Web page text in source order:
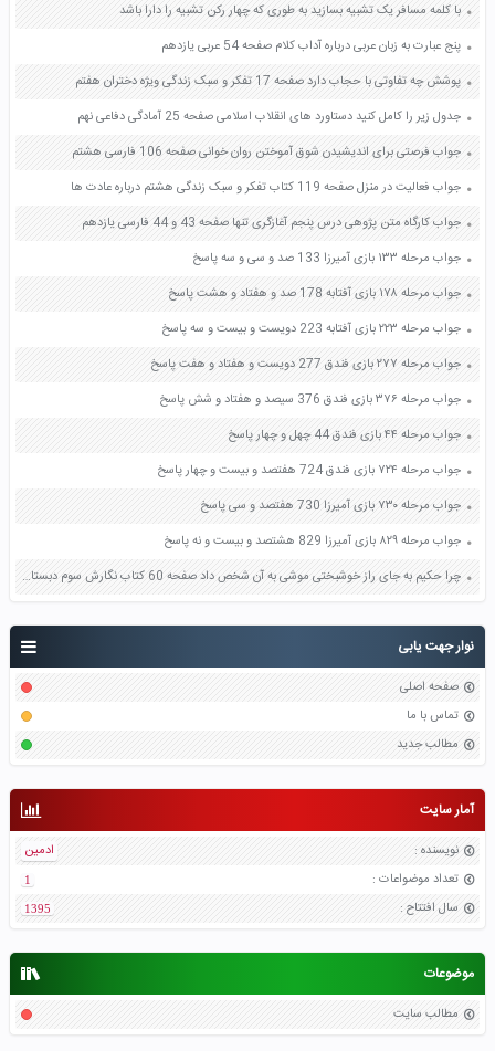
نوار جهت یابی
صفحه اصلی
تماس با ما
مطالب جدید
آمار سایت
نویسنده :
ادمین
تعداد موضواعات :
1
سال افتتاح :
1395
موضوعات
مطالب سایت
با کلمه مسافر یک تشبیه بسازید به طوری که چهار رکن تشبیه را دارا باشد
پنج عبارت به زبان عربی درباره آداب کلام صفحه 54 عربی یازدهم
پوشش چه تفاوتی با حجاب دارد صفحه 17 تفکر و سبک زندگی ویژه دختران هفتم
جدول زیر را کامل کنید دستاورد های انقلاب اسلامی صفحه 25 آمادگی دفاعی نهم
جواب فرصتی برای اندیشیدن شوق آموختن روان خوانی صفحه 106 فارسی هشتم
جواب فعالیت در منزل صفحه 119 کتاب تفکر و سبک زندگی هشتم درباره عادت ها
جواب کارگاه متن پژوهی درس پنجم آغازگری تنها صفحه 43 و 44 فارسی یازدهم
جواب مرحله ۱۳۳ بازی آمیرزا 133 صد و سی و سه پاسخ
جواب مرحله ۱۷۸ بازی آفتابه 178 صد و هفتاد و هشت پاسخ
جواب مرحله ۲۲۳ بازی آفتابه 223 دویست و بیست و سه پاسخ
جواب مرحله ۲۷۷ بازی فندق 277 دویست و هفتاد و هفت پاسخ
جواب مرحله ۳۷۶ بازی فندق 376 سیصد و هفتاد و شش پاسخ
جواب مرحله ۴۴ بازی فندق 44 چهل و چهار پاسخ
جواب مرحله ۷۲۴ بازی فندق 724 هفتصد و بیست و چهار پاسخ
جواب مرحله ۷۳۰ بازی آمیرزا 730 هفتصد و سی پاسخ
جواب مرحله ۸۲۹ بازی آمیرزا 829 هشتصد و بیست و نه پاسخ
چرا حکیم به جای راز خوشبختی موشی به آن شخص داد صفحه 60 کتاب نگارش سوم دبستان فعالیت های تکمیلی